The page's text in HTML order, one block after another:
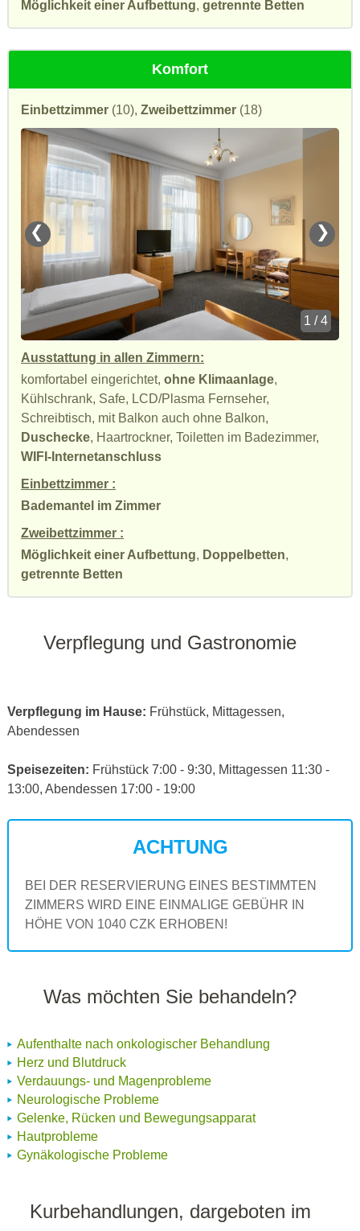
Möglichkeit einer Aufbettung, getrennte Betten
Komfort
Einbettzimmer (10), Zweibettzimmer (18)
❮ ❯
1 / 4
Ausstattung in allen Zimmern:
komfortabel eingerichtet, ohne Klimaanlage,
Kühlschrank, Safe, LCD/Plasma Fernseher,
Schreibtisch, mit Balkon auch ohne Balkon,
Duschecke, Haartrockner, Toiletten im Badezimmer,
WIFI-Internetanschluss
Einbettzimmer :
Bademantel im Zimmer
Zweibettzimmer :
Möglichkeit einer Aufbettung, Doppelbetten,
getrennte Betten
Verpflegung und Gastronomie
Verpflegung im Hause: Frühstück, Mittagessen,
Abendessen
Speisezeiten: Frühstück 7:00 - 9:30, Mittagessen 11:30 -
13:00, Abendessen 17:00 - 19:00
ACHTUNG
BEI DER RESERVIERUNG EINES BESTIMMTEN
ZIMMERS WIRD EINE EINMALIGE GEBÜHR IN
HÖHE VON 1040 CZK ERHOBEN!
Was möchten Sie behandeln?
Aufenthalte nach onkologischer Behandlung
Herz und Blutdruck
Verdauungs- und Magenprobleme
Neurologische Probleme
Gelenke, Rücken und Bewegungsapparat
Hautprobleme
Gynäkologische Probleme
Kurbehandlungen, dargeboten im